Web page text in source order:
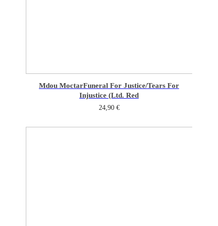
Mdou MoctarFuneral For Justice/Tears For
Injustice (Ltd. Red
24,90 €